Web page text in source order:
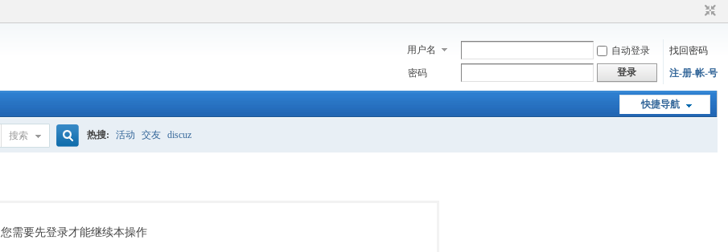
用户名 自动登录
找回密码
密码
登录 注-册-帐-号
快捷导航
搜索
索
热搜: 活动 交友 discuz
您需要先登录才能继续本操作